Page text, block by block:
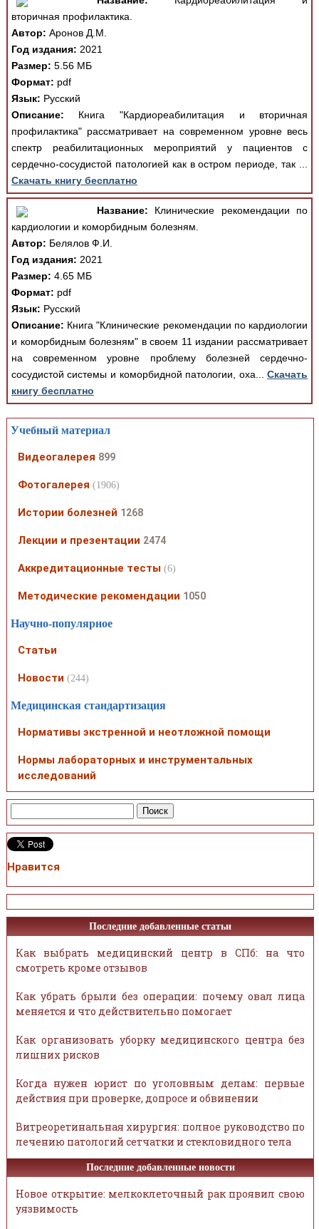
вторичная профилактика.
Автор: Аронов Д.М.
Год издания: 2021
Размер: 5.56 МБ
Формат: pdf
Язык: Русский
Описание: Книга "Кардиореабилитация и вторичная
профилактика" рассматривает на современном уровне весь
спектр реабилитационных мероприятий у пациентов с
сердечно-сосудистой патологией как в остром периоде, так ...
Скачать книгу бесплатно
Название: Клинические рекомендации по
кардиологии и коморбидным болезням.
Автор: Белялов Ф.И.
Год издания: 2021
Размер: 4.65 МБ
Формат: pdf
Язык: Русский
Описание: Книга "Клинические рекомендации по кардиологии
и коморбидным болезням" в своем 11 издании рассматривает
на современном уровне проблему болезней сердечно-
сосудистой системы и коморбидной патологии, оха...Скачать
книгу бесплатно
Учебный материал
Видеогалерея 899
Фотогалерея (1906)
Истории болезней 1268
Лекции и презентации 2474
Аккредитационные тесты (6)
Методические рекомендации 1050
Научно-популярное
Статьи
Новости (244)
Медицинская стандартизация
Нормативы экстренной и неотложной помощи
Нормы лабораторных и инструментальных
исследований
Нравится
Последние добавленные статьи
Как выбрать медицинский центр в СПб: на что
смотреть кроме отзывов
Как убрать брыли без операции: почему овал лица
меняется и что действительно помогает
Как организовать уборку медицинского центра без
лишних рисков
Когда нужен юрист по уголовным делам: первые
действия при проверке, допросе и обвинении
Витреоретинальная хирургия: полное руководство по
лечению патологий сетчатки и стекловидного тела
Последние добавленные новости
Новое открытие: мелкоклеточный рак проявил свою
уязвимость